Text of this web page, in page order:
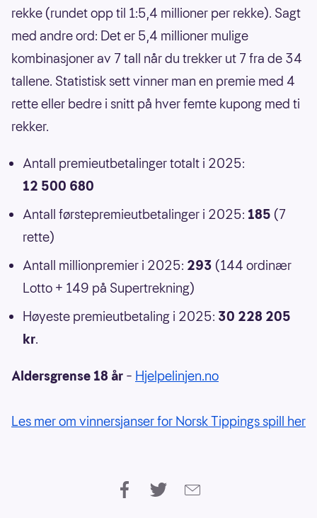
rekke (rundet opp til 1:5,4 millioner per rekke). Sagt
med andre ord: Det er 5,4 millioner mulige
kombinasjoner av 7 tall når du trekker ut 7 fra de 34
tallene. Statistisk sett vinner man en premie med 4
rette eller bedre i snitt på hver femte kupong med ti
rekker.
Antall premieutbetalinger totalt i 2025:
12 500 680
Antall førstepremieutbetalinger i 2025: 185 (7
rette)
Antall millionpremier i 2025: 293 (144 ordinær
Lotto + 149 på Supertrekning)
Høyeste premieutbetaling i 2025: 30 228 205
kr.
Aldersgrense 18 år – Hjelpelinjen.no
Les mer om vinnersjanser for Norsk Tippings spill her